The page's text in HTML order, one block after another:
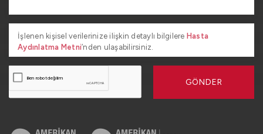
İşlenen kişisel verilerinize ilişkin detaylı bilgilere Hasta
Aydınlatma Metni’nden ulaşabilirsiniz.
GÖNDER